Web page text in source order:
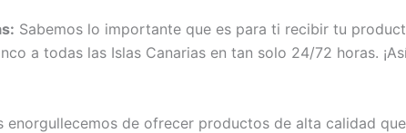
Sabemos lo importante que es para ti recibir tu
a todas las Islas Canarias en tan solo 24/72 horas.
enorgullecemos de ofrecer productos de alta calidad